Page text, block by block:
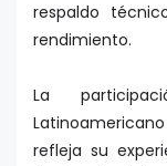
respaldo
rendimiento.
La
refleja su